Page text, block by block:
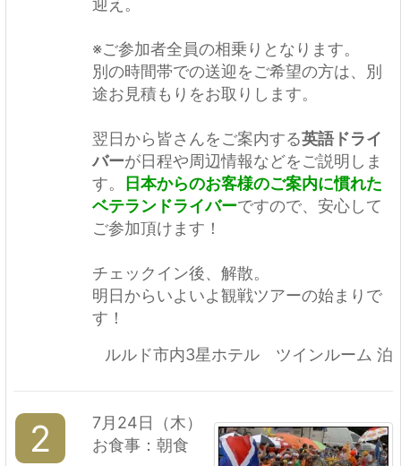
迎え。
※ご参加者全員の相乗りとなります。
別の時間帯での送迎をご希望の方は、別
途お見積もりをお取りします。
翌日から皆さんをご案内する英語ドライ
バーが日程や周辺情報などをご説明しま
す。
日本からのお客様のご案内に慣れた
ベテランドライバーですので、安心して
ご参加頂けます！
チェックイン後、解散。
明日からいよいよ観戦ツアーの始まりで
す！
ルルド市内3星ホテル ツインルーム 泊
2
7月24日（木）
お食事：朝食